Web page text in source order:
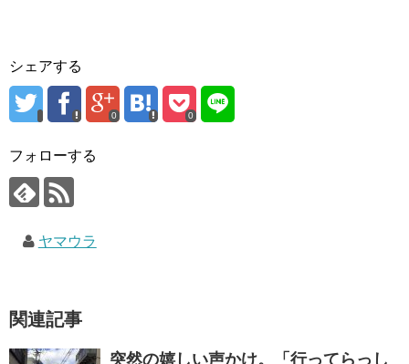
シェアする
0 0
フォローする
ヤマウラ
関連記事
突然の嬉しい声かけ。「行ってらっし